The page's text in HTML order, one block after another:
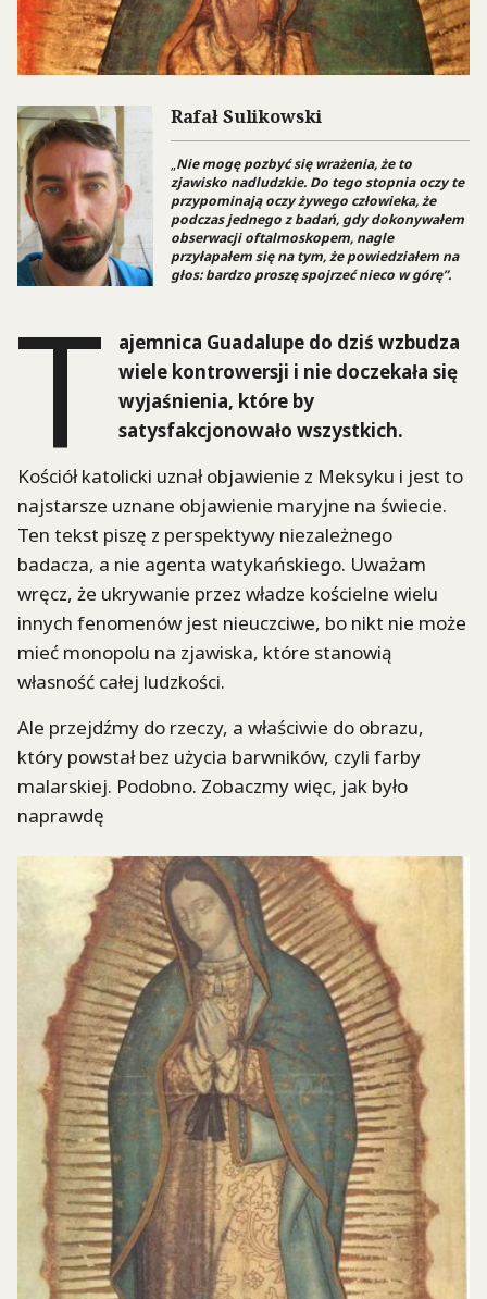
Rafał Sulikowski
„Nie mogę pozbyć się wrażenia, że to
zjawisko nadludzkie. Do tego stopnia oczy te
przypominają oczy żywego człowieka, że
podczas jednego z badań, gdy dokonywałem
obserwacji oftalmoskopem, nagle
przyłapałem się na tym, że powiedziałem na
głos: bardzo proszę spojrzeć nieco w górę”.
T
ajemnica Guadalupe do dziś wzbudza
wiele kontrowersji i nie doczekała się
wyjaśnienia, które by
satysfakcjonowało wszystkich.
Kościół katolicki uznał objawienie z Meksyku i jest to
najstarsze uznane objawienie maryjne na świecie.
Ten tekst piszę z perspektywy niezależnego
badacza, a nie agenta watykańskiego. Uważam
wręcz, że ukrywanie przez władze kościelne wielu
innych fenomenów jest nieuczciwe, bo nikt nie może
mieć monopolu na zjawiska, które stanowią
własność całej ludzkości.
Ale przejdźmy do rzeczy, a właściwie do obrazu,
który powstał bez użycia barwników, czyli farby
malarskiej. Podobno. Zobaczmy więc, jak było
naprawdę